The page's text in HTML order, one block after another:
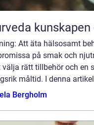
Ayurveda
Att äta hälsosamt
på smak och
välja rätt tillbehör och en
måltid. I denna
Bergholm